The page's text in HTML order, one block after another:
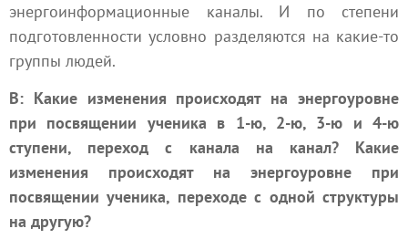
энергоинформационные каналы. И по степени
подготовленности условно разделяются на какие-то
группы людей.
В: Какие изменения происходят на энергоуровне
при посвящении ученика в 1-ю, 2-ю, 3-ю и 4-ю
ступени, переход с канала на канал? Какие
изменения происходят на энергоуровне при
посвящении ученика, переходе с одной структуры
на другую?